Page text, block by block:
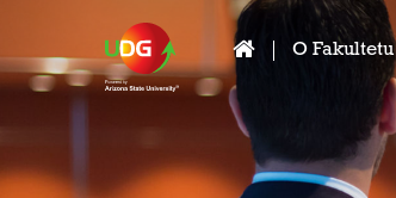
O Fakultetu